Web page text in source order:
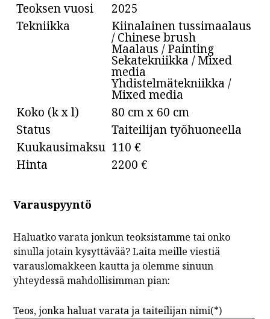
Teoksen vuosi
2025
Tekniikka
Kiinalainen tussimaalaus
/ Chinese brush
Maalaus / Painting
Sekatekniikka / Mixed
media
Yhdistelmätekniikka /
Mixed media
Koko (k x l)
80 cm x 60 cm
Status
Taiteilijan työhuoneella
Kuukausimaksu 110 €
Hinta
2200 €
Varauspyyntö
Haluatko varata jonkun teoksistamme tai onko
sinulla jotain kysyttävää? Laita meille viestiä
varauslomakkeen kautta ja olemme sinuun
yhteydessä mahdollisimman pian:
Teos, jonka haluat varata ja taiteilijan nimi(*)